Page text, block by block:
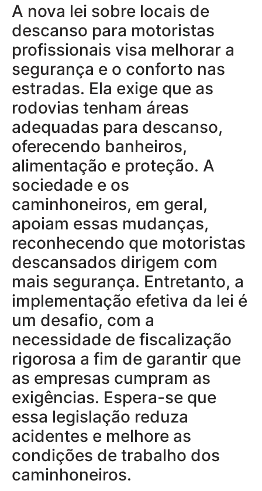
A nova lei sobre locais de
descanso para motoristas
profissionais visa melhorar a
segurança e o conforto nas
estradas. Ela exige que as
rodovias tenham áreas
adequadas para descanso,
oferecendo banheiros,
alimentação e proteção. A
sociedade e os
caminhoneiros, em geral,
apoiam essas mudanças,
reconhecendo que motoristas
descansados dirigem com
mais segurança. Entretanto, a
implementação efetiva da lei é
um desafio, com a
necessidade de fiscalização
rigorosa a fim de garantir que
as empresas cumpram as
exigências. Espera-se que
essa legislação reduza
acidentes e melhore as
condições de trabalho dos
caminhoneiros.